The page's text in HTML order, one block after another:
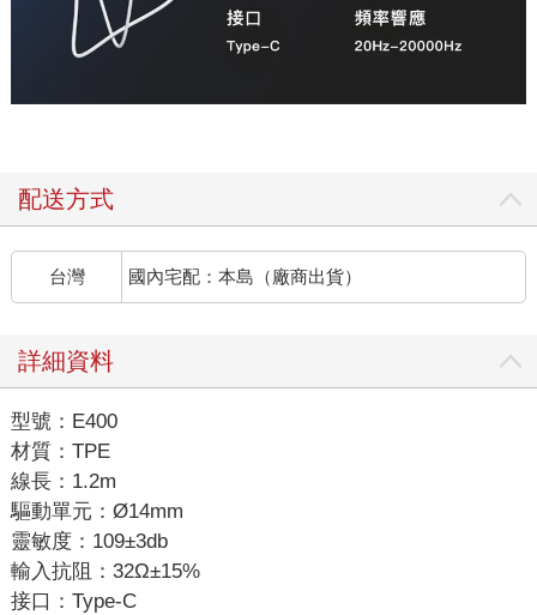
配送方式
台灣 國內宅配：本島（廠商出貨）
詳細資料
型號：E400
材質：TPE
線長：1.2m
驅動單元：Ø14mm
靈敏度：109±3db
輸入抗阻：32Ω±15%
接口：Type-C